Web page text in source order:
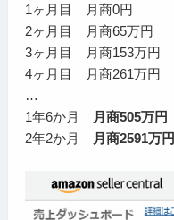
1ヶ月目 月商0円
2ヶ月目 月商65万円
3ヶ月目 月商153万円
4ヶ月目 月商261万円
…
1年6か月
月商505万円
2年2か月
月商2591万円